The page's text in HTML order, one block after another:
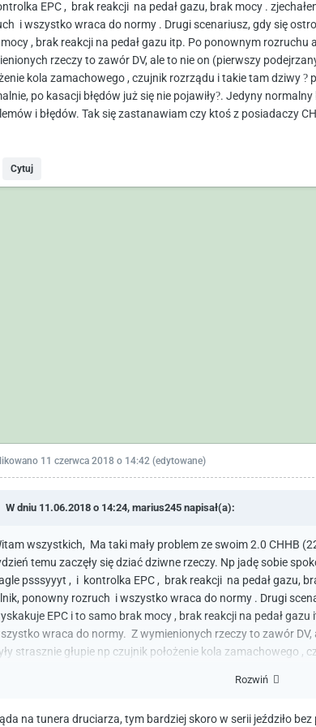
EPC , brak reakcji na pedał gazu, brak mocy .
i wszystko wraca do normy . Drugi scenariusz, gdy się
, brak reakcji na pedał gazu itp. Po ponownym
rzeczy to zawór DV, ale to nie on (pierwszy
kola zamachowego , czujnik rozrządu i takie tam dziwy?
po kasacji błędów już się nie pojawiły?. Jedyny normalny
i błędów. Tak się zastanawiam czy ktoś z posiadaczy
Cytuj
11 czerwca 2018 o 14:42 (edytowane)
W dniu 11.06.2018 o 14:24, marius245napisał(a):
wszystkich, Ma taki mały problem ze swoim 2.0 CHHB
temu zaczęły się dziać dziwne rzeczy. Np jadę sobie
psssyyyt , i kontrolka EPC , brak reakcji na pedał gazu,
ponowny rozruch i wszystko wraca do normy . Drugi
EPC i to samo brak mocy , brak reakcji na pedał
wraca do normy. Z wymienionych rzeczy to zawór
strasznie głupie np czujnik położenie kola zamachowego ,
błąd to turbo overspeed. Na serii brak problemów i
Rozwiń
na tunera druciarza, tym bardziej skoro w serii jeździło